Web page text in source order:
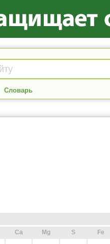
Словарь
Ca Mg S
Fe